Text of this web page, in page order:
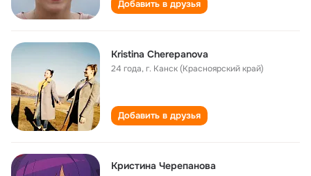
Добавить в друзья
Kristina Cherepanova
24 года,г. Канск (Красноярский край)
Добавить в друзья
Кристина Черепанова